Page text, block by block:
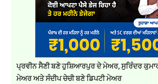
ਪ੍ਰਵੀਨ ਸੈਣੀ ਬਣੇ ਹੁਸ਼ਿਆਰਪੁਰ ਦੇ ਮੇਅਰ, ਸੁਰਿੰਦਰ
ਮੇਅਰ ਅਤੇ ਸੰਦੀਪ ਚੇਚੀ ਬਣੇ ਡਿਪਟੀ ਮੇਅਰ